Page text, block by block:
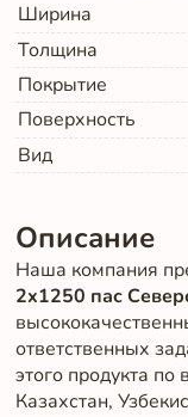
Ширина
Толщина
Покрытие
Поверхность
Вид
Описание
Наша компания
2x1250 пас
ответственных
этого продукта
Казахстан,